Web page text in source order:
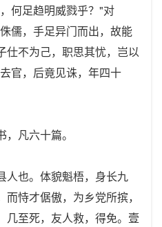
何足趋明威戮乎？"对
儒，手足异门而出，故能
仕不为己，职思其忧，岂以
官，后竟见诛，年四十
凡六十篇。
也。体貌魁梧，身长九
恃才倨傲，为乡党所摈，
几至死，友人救，得免。壹